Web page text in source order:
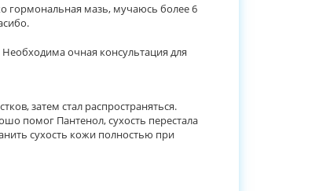
гормональная мазь, мучаюсь более 6
очная консультация для
затем стал распространяться.
помог Пантенол, сухость перестала
сухость кожи полностью при